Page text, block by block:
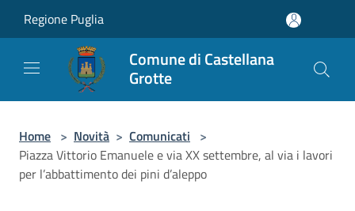
Regione Puglia
Comune di Castellana
Grotte
Home > Novità > Comunicati >
Piazza Vittorio Emanuele e via XX settembre, al via i lavori
per l’abbattimento dei pini d’aleppo